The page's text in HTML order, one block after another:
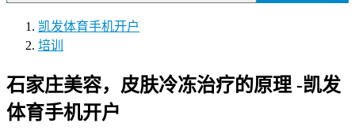
凯发体育手机开户
培训
石家庄美容，皮肤冷冻治疗的原理 -凯发
体育手机开户